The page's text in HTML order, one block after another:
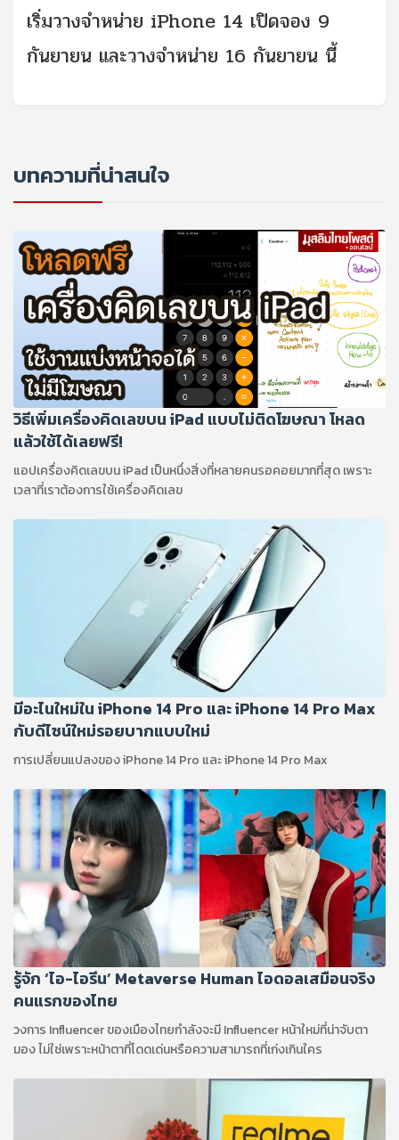
เริ่มวางจำหน่าย iPhone 14 เปิดจอง 9
กันยายน และวางจำหน่าย 16 กันยายน นี้
บทความที่น่าสนใจ
วิธีเพิ่มเครื่องคิดเลขบน iPad แบบไม่ติดโฆษณา โหลด
แล้วใช้ได้เลยฟรี!
แอปเครื่องคิดเลขบน iPad เป็นหนึ่งสิ่งที่หลายคนรอคอยมากที่สุด เพราะ
เวลาที่เราต้องการใช้เครื่องคิดเลข
มีอะไนใหม่ใน iPhone 14 Pro และ iPhone 14 Pro Max
กับดีไซน์ใหม่รอยบากแบบใหม่
การเปลี่ยนแปลงของ iPhone 14 Pro และ iPhone 14 Pro Max
รู้จัก ‘ไอ-ไอรีน’ Metaverse Human ไอดอลเสมือนจริง
คนแรกของไทย
วงการ Influencer ของเมืองไทยกำลังจะมี Influencer หน้าใหม่ที่น่าจับตา
มอง ไม่ใช่เพราะหน้าตาที่โดดเด่นหรือความสามารถที่เก่งเกินใคร